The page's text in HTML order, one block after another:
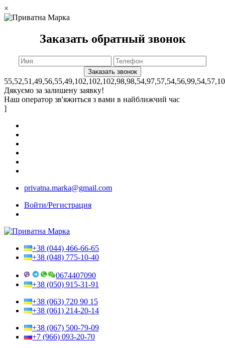
×
Заказать обратный звонок
Дякуємо за залишену заявку!
Наш оператор зв'яжиться з вами в найближчий час
]
privatna.marka@gmail.com
Войти/Регистрация
+38 (044) 466-66-65
+38 (048) 775-10-40
0674407090
+38 (050) 915-31-91
+38 (063) 720 90 15
+38 (061) 214-20-14
+38 (067) 500-79-09
+7 (966) 093-20-70